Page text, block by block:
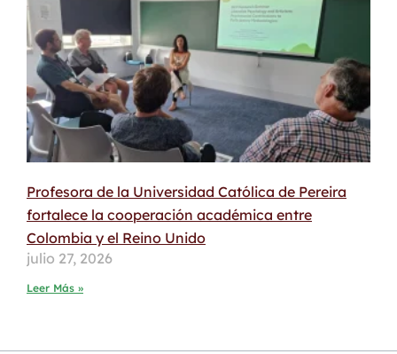
Profesora de la Universidad Católica de Pereira
fortalece la cooperación académica entre
Colombia y el Reino Unido
julio 27, 2026
Leer Más »